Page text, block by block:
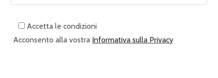
Accetta le condizioni
Acconsento alla vostra Informativa sulla Privacy